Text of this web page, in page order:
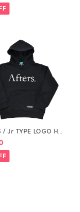
/ Jr TYPE LOGO HO